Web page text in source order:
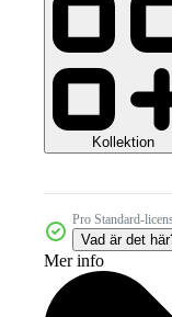
Kollektion
Pro Standard-
Vad är det
Mer info